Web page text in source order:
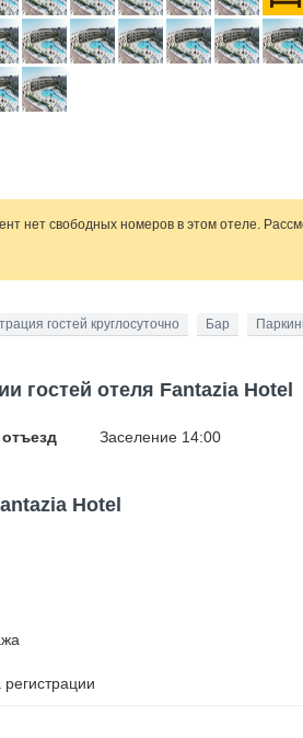
нет свободных номеров в этом отеле.
гостей круглосуточно Бар
гостей отеля Fantazia Hotel
Заселение 14:00
Hotel
регистрации